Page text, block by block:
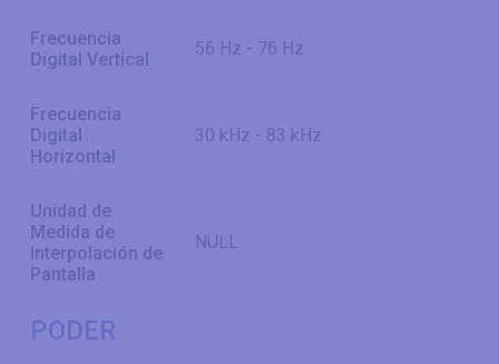
Frecuencia
Digital Vertical
56 Hz - 76 Hz
Frecuencia
Digital
Horizontal
30 kHz - 83 kHz
Unidad de
Medida de
Interpolación de
Pantalla
NULL
PODER